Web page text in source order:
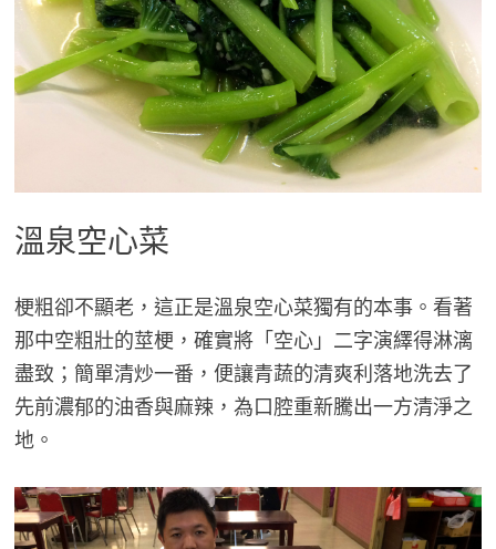
溫泉空心菜
梗粗卻不顯老，這正是溫泉空心菜獨有的本事。看著
那中空粗壯的莖梗，確實將「空心」二字演繹得淋漓
盡致；簡單清炒一番，便讓青蔬的清爽利落地洗去了
先前濃郁的油香與麻辣，為口腔重新騰出一方清淨之
地。